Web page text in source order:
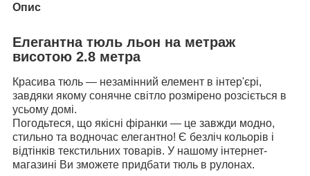
Опис
Елегантна тюль льон на метраж
висотою 2.8 метра
Красива тюль — незамінний елемент в інтер'єрі,
завдяки якому сонячне світло розмірено розсіється в
усьому домі.
Погодьтеся, що якісні фіранки — це завжди модно,
стильно та водночас елегантно! Є безліч кольорів і
відтінків текстильних товарів. У нашому інтернет-
магазині Ви зможете придбати тюль в рулонах.